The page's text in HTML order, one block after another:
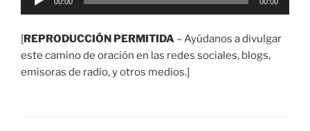
[REPRODUCCIÓN PERMITIDA – Ayúdanos a divulgar
este camino de oración en las redes sociales, blogs,
emisoras de radio, y otros medios.]